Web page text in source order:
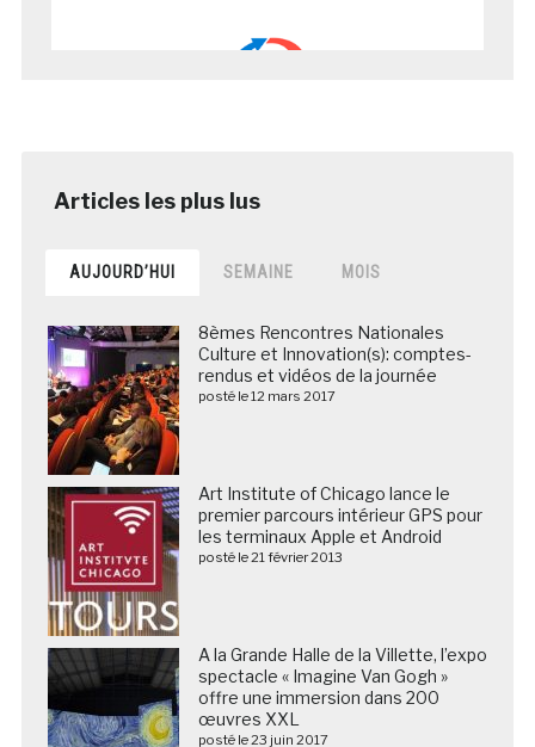
AUJOURD’HUI SEMAINE MOIS
8èmes Rencontres Nationales
Culture et Innovation(s): comptes-
rendus et vidéos de la journée
posté le 12 mars 2017
Art Institute of Chicago lance le
premier parcours intérieur GPS pour
les terminaux Apple et Android
posté le 21 février 2013
A la Grande Halle de la Villette, l’expo
spectacle « Imagine Van Gogh »
offre une immersion dans 200
œuvres XXL
posté le 23 juin 2017